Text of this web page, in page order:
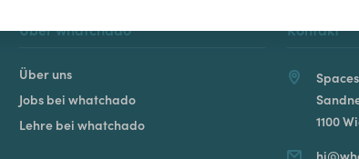
Über whatchado
Über uns
Jobs bei whatchado
Lehre bei whatchado
Kontakt
1100